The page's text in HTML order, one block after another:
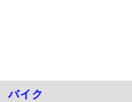
バイク